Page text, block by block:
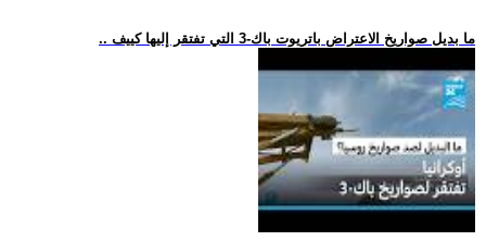
.. ما بديل صواريخ الاعتراض باتريوت باك-3 التي تفتقر إليها كييف